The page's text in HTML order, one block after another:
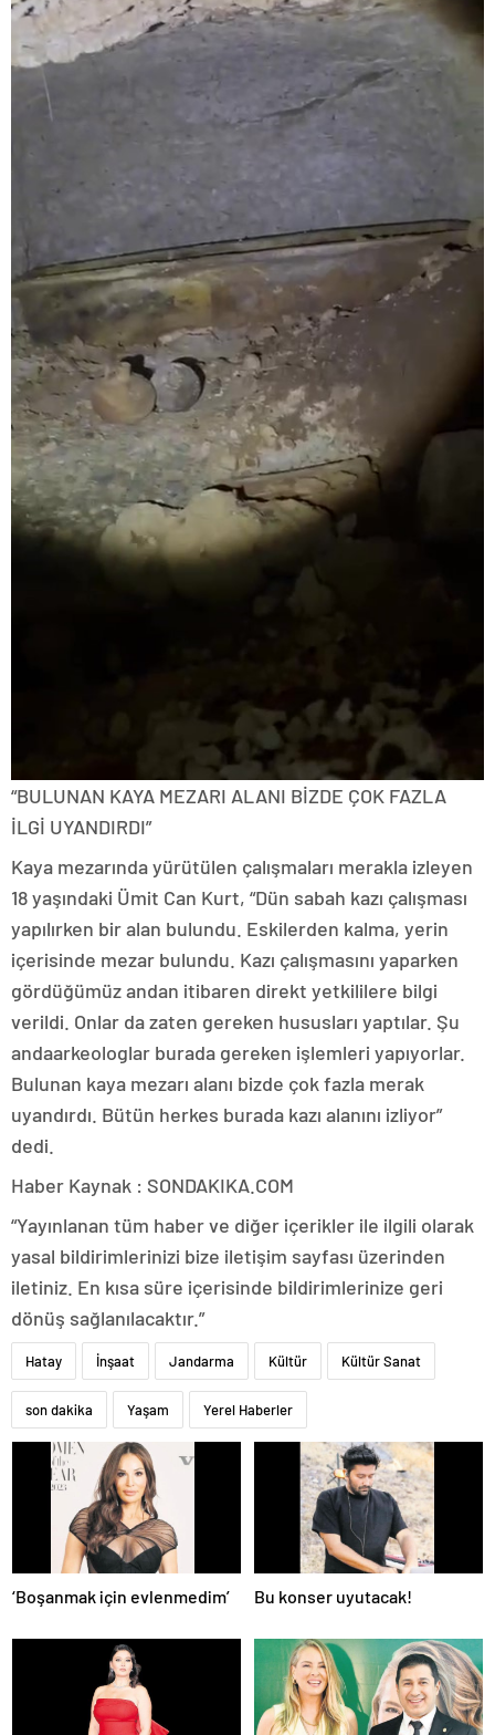
“BULUNAN KAYA MEZARI ALANI BİZDE ÇOK FAZLA
İLGİ UYANDIRDI”
Kaya mezarında yürütülen çalışmaları merakla izleyen
18 yaşındaki Ümit Can Kurt, “Dün sabah kazı çalışması
yapılırken bir alan bulundu. Eskilerden kalma, yerin
içerisinde mezar bulundu. Kazı çalışmasını yaparken
gördüğümüz andan itibaren direkt yetkililere bilgi
verildi. Onlar da zaten gereken hususları yaptılar. Şu
andaarkeologlar burada gereken işlemleri yapıyorlar.
Bulunan kaya mezarı alanı bizde çok fazla merak
uyandırdı. Bütün herkes burada kazı alanını izliyor”
dedi.
Haber Kaynak : SONDAKIKA.COM
“Yayınlanan tüm haber ve diğer içerikler ile ilgili olarak
yasal bildirimlerinizi bize iletişim sayfası üzerinden
iletiniz. En kısa süre içerisinde bildirimlerinize geri
dönüş sağlanılacaktır.”
Hatay İnşaat Jandarma Kültür Kültür Sanat
son dakika Yaşam Yerel Haberler
‘Boşanmak için evlenmedim’ Bu konser uyutacak!